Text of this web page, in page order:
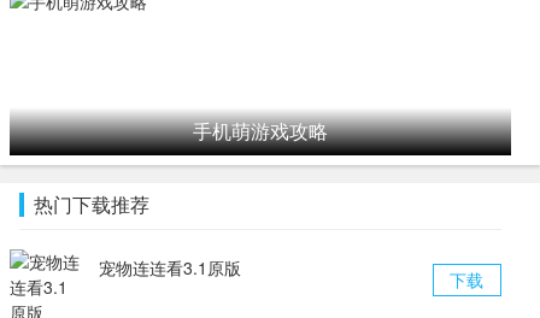
手机萌游戏攻略
热门下载推荐
下载
宠物连连看3.1原版